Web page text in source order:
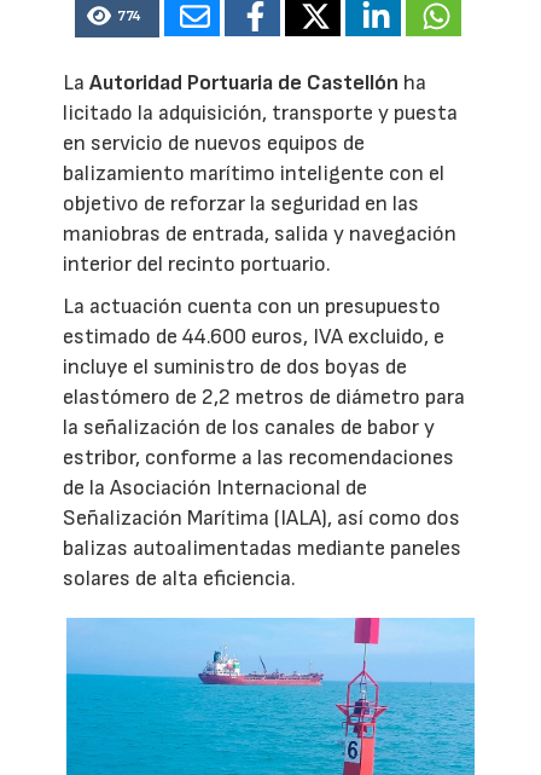
774
LaAutoridad Portuaria de Castellón ha
licitado la adquisición, transporte y puesta
en servicio de nuevos equipos de
balizamiento marítimo inteligente con el
objetivo de reforzar la seguridad en las
maniobras de entrada, salida y navegación
interior del recinto portuario.
La actuación cuenta con un presupuesto
estimado de 44.600 euros, IVA excluido, e
incluye el suministro de dos boyas de
elastómero de 2,2 metros de diámetro para
la señalización de los canales de babor y
estribor, conforme a las recomendaciones
de la Asociación Internacional de
Señalización Marítima (IALA), así como dos
balizas autoalimentadas mediante paneles
solares de alta eficiencia.